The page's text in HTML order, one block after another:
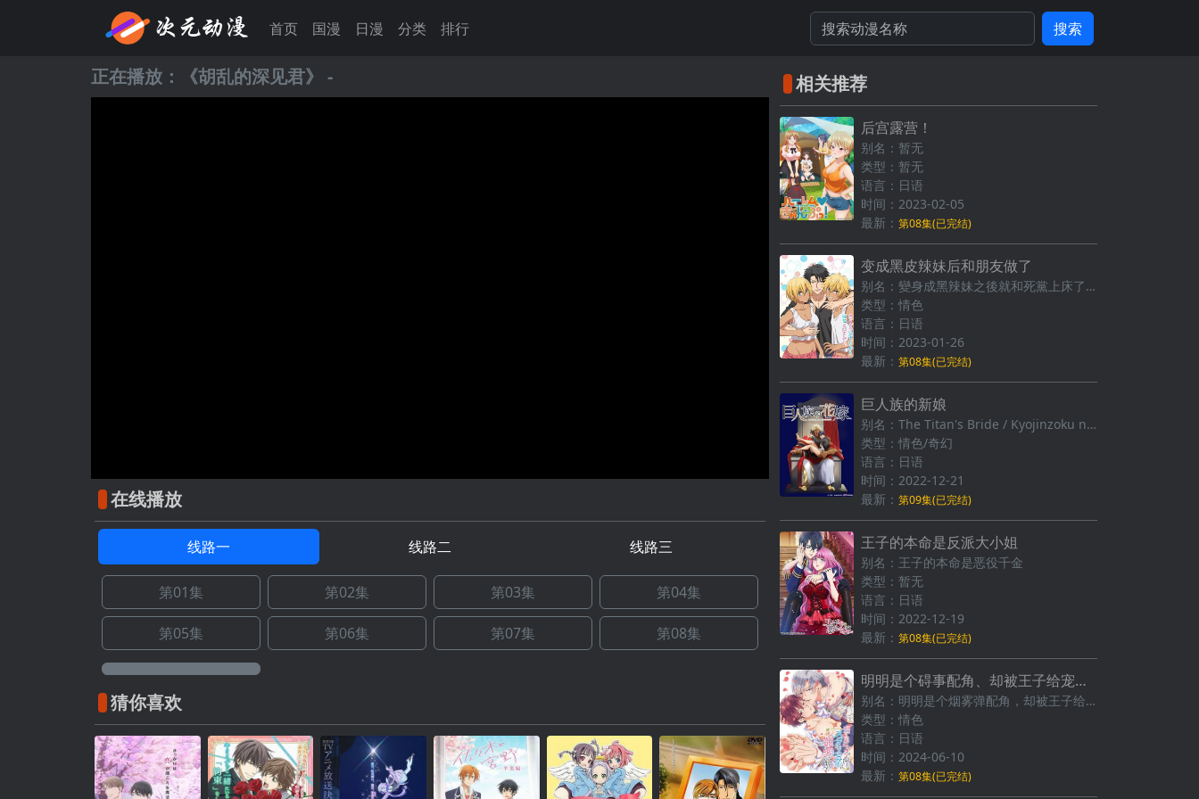
首页 国漫 日漫 分类 排行 搜索
正在播放：《胡乱的深见君》 -
在线播放
线路一 线路二 线路三
第01集 第02集 第03集 第04集
第05集 第06集 第07集 第08集
猜你喜欢
相关推荐
后宫露营！
别名：暂无
类型：暂无
语言：日语
时间：2023-02-05
最新： 第08集(已完结)
变成黑皮辣妹后和朋友做了
别名：變身成黑辣妹之後就和死黨上床了 (台)
类型：情色
语言：日语
时间：2023-01-26
最新： 第08集(已完结)
巨人族的新娘
别名：The Titan's Bride / Kyojinzoku no Hanayome
类型：情色/奇幻
语言：日语
时间：2022-12-21
最新： 第09集(已完结)
王子的本命是反派大小姐
别名：王子的本命是恶役千金
类型：暂无
语言：日语
时间：2022-12-19
最新： 第08集(已完结)
明明是个碍事配角、却被王子给宠爱了
别名：明明是个烟雾弹配角，却被王子给宠爱了。
类型：情色
语言：日语
时间：2024-06-10
最新： 第08集(已完结)